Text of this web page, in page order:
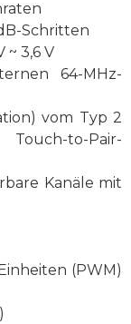
Schritten
~ 3,6 V
64-MHz-
vom Typ 2
to-Pair-
Kanäle mit
(PWM)